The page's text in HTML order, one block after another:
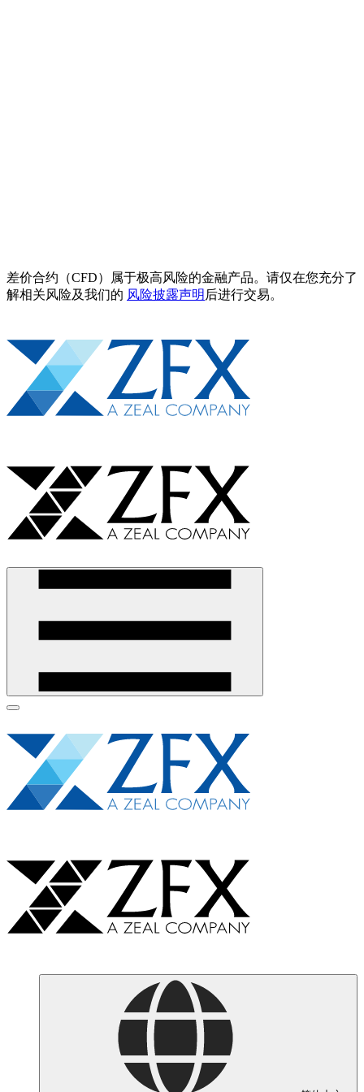
差价合约（CFD）属于极高风险的金融产品。请仅在您充分了
解相关风险及我们的 风险披露声明 后进行交易。